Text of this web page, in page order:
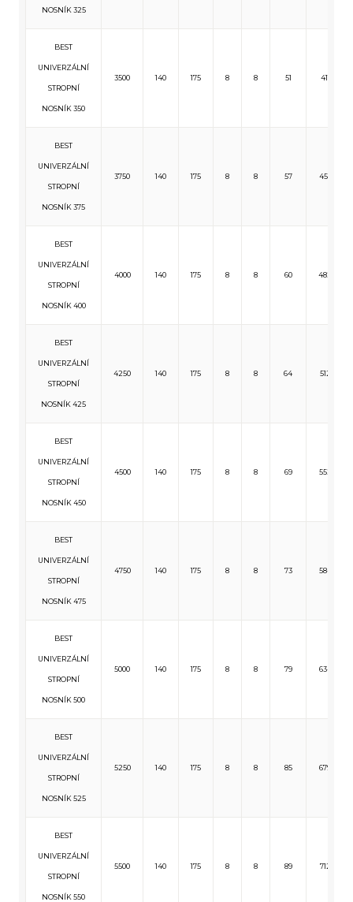
NOSNÍK 325
BEST
UNIVERZÁLNÍ
STROPNÍ
NOSNÍK 350
3500 140 175 8 8 51 411
BEST
UNIVERZÁLNÍ
STROPNÍ
NOSNÍK 375
3750 140 175 8 8 57 455
BEST
UNIVERZÁLNÍ
STROPNÍ
NOSNÍK 400
4000 140 175 8 8 60 482
BEST
UNIVERZÁLNÍ
STROPNÍ
NOSNÍK 425
4250 140 175 8 8 64 512
BEST
UNIVERZÁLNÍ
STROPNÍ
NOSNÍK 450
4500 140 175 8 8 69 552
BEST
UNIVERZÁLNÍ
STROPNÍ
NOSNÍK 475
4750 140 175 8 8 73 584
BEST
UNIVERZÁLNÍ
STROPNÍ
NOSNÍK 500
5000 140 175 8 8 79 634
BEST
UNIVERZÁLNÍ
STROPNÍ
NOSNÍK 525
5250 140 175 8 8 85 679
BEST
UNIVERZÁLNÍ
STROPNÍ
NOSNÍK 550
5500 140 175 8 8 89 712